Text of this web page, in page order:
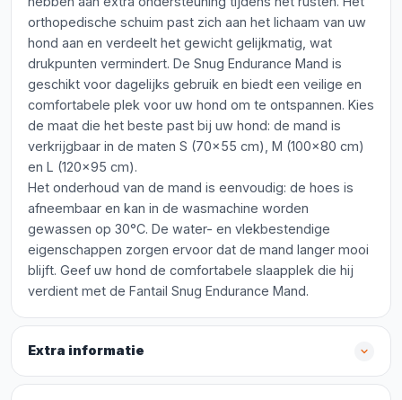
orthopedische schuim past zich aan het lichaam van uw
hond aan en verdeelt het gewicht gelijkmatig, wat
drukpunten vermindert. De Snug Endurance Mand is
geschikt voor dagelijks gebruik en biedt een veilige en
comfortabele plek voor uw hond om te ontspannen. Kies
de maat die het beste past bij uw hond: de mand is
verkrijgbaar in de maten S (70x55 cm), M (100x80 cm)
en L (120x95 cm).
Het onderhoud van de mand is eenvoudig: de hoes is
afneembaar en kan in de wasmachine worden
gewassen op 30°C. De water- en vlekbestendige
eigenschappen zorgen ervoor dat de mand langer mooi
blijft. Geef uw hond de comfortabele slaapplek die hij
verdient met de Fantail Snug Endurance Mand.
Extra informatie